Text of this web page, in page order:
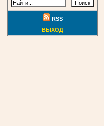
RSS
ВЫХОД